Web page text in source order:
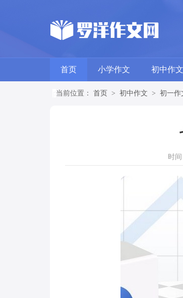
首页 小学作文 初中作文
当前位置： 首页 > 初中作文 > 初一作
时间